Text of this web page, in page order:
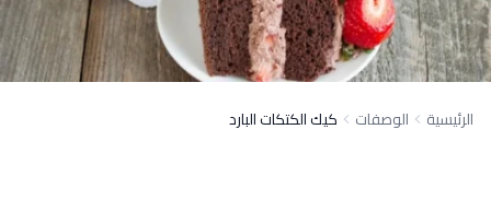
الرئيسية الوصفات كيك الكتكات البارد